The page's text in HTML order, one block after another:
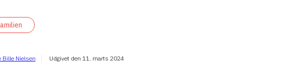
Bille Nielsen Udgivet den 11. marts 2024